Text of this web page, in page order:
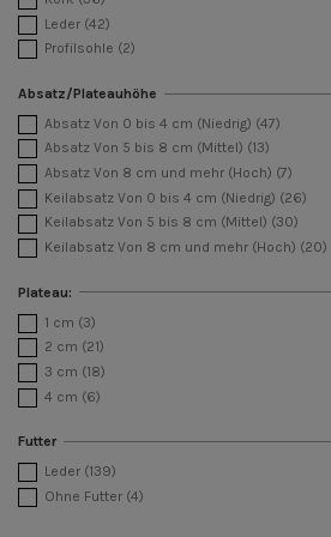
Leder (42)
Profilsohle (2)
Absatz/Plateauhöhe
Absatz Von 0 bis 4 cm (Niedrig) (47)
Absatz Von 5 bis 8 cm (Mittel) (13)
Absatz Von 8 cm und mehr (Hoch) (7)
Keilabsatz Von 0 bis 4 cm (Niedrig) (26)
Keilabsatz Von 5 bis 8 cm (Mittel) (30)
Keilabsatz Von 8 cm und mehr (Hoch) (20)
Plateau:
1 cm (3)
2 cm (21)
3 cm (18)
4 cm (6)
Futter
Leder (139)
Ohne Futter (4)